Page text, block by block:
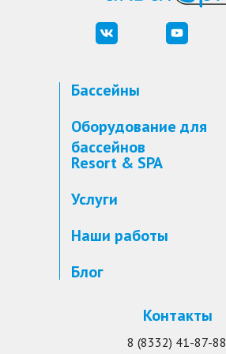
Бассейны
Оборудование для
бассейнов
Resort & SPA
Услуги
Наши работы
Блог
Контакты
8 (8332) 41-87-88